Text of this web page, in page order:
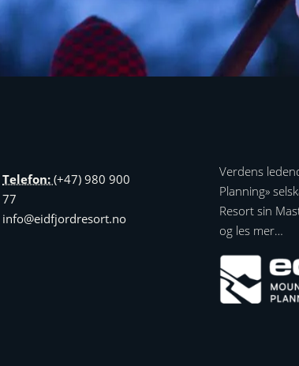
Telefon: (+47) 980 900
77
info@eidfjordresort.no
Verdens
Planning»
Resort sin
og les mer…